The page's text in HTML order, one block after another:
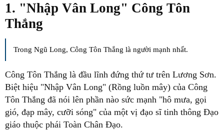
1. "Nhập Vân Long" Công Tôn
Thắng
Trong Ngũ Long, Công Tôn Thắng là người mạnh nhất.
Công Tôn Thắng là đầu lĩnh đứng thứ tư trên Lương Sơn.
Biệt hiệu "Nhập Vân Long" (Rồng luồn mây) của Công
Tôn Thắng đã nói lên phần nào sức mạnh "hô mưa, gọi
gió, đạp mây, cưỡi sóng" của một vị đạo sĩ tinh thông Đạo
giáo thuộc phái Toàn Chân Đạo.